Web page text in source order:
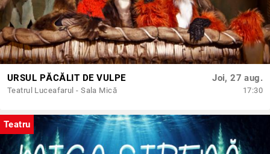
URSUL PĂCĂLIT DE VULPE
Teatrul Luceafarul - Sala Mică
Joi, 27 aug.
17:30
Teatru